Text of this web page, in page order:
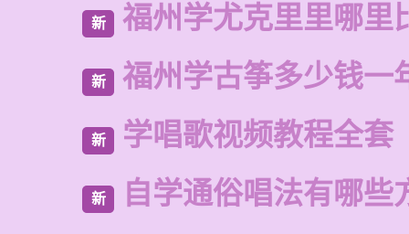
新 福州学尤克里里哪里
新 福州学古筝多少钱一
新 学唱歌视频教程全套
新 自学通俗唱法有哪些